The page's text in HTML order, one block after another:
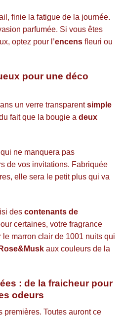
finie la fatigue de la journée.
parfumée. Si vous êtes
optez pour l’encens fleuri ou
pour une déco
un verre transparentsimple
fait que la bougie a deux
ne manquera pas
de vos invitations. Fabriquée
elle sera le petit plus qui va
des contenants de
certaines, votre fragrance
le marron clair de 1001 nuits qui
Rose&Musk aux couleurs de la
: de la fraicheur pour
odeurs
premières. Toutes auront ce